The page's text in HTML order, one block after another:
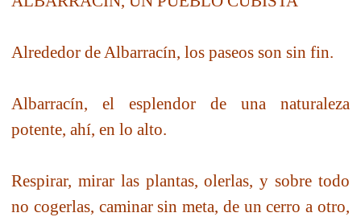
Alrededor de Albarracín, los paseos son sin fin.
Albarracín, el esplendor de una naturaleza
potente, ahí, en lo alto.
Respirar, mirar las plantas, olerlas, y sobre todo
no cogerlas, caminar sin meta, de un cerro a otro,